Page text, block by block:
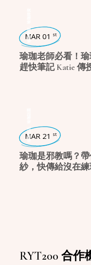
RYT200 合作
瑜珈學堂
MAR 01 st
瑜珈老師必看！
趕快筆記 Katie 傳
瑜珈生活
MAR 21 st
瑜珈是邪教嗎？
紗，快傳給沒在練